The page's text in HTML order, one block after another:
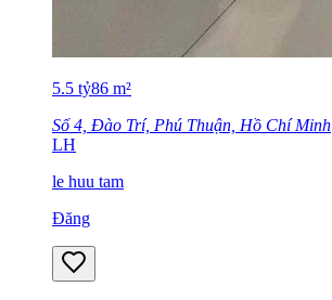
5.5 tỷ86 m²
Số 4, Đào Trí, Phú Thuận, Hồ Chí Minh
LH
le huu tam
Đăng